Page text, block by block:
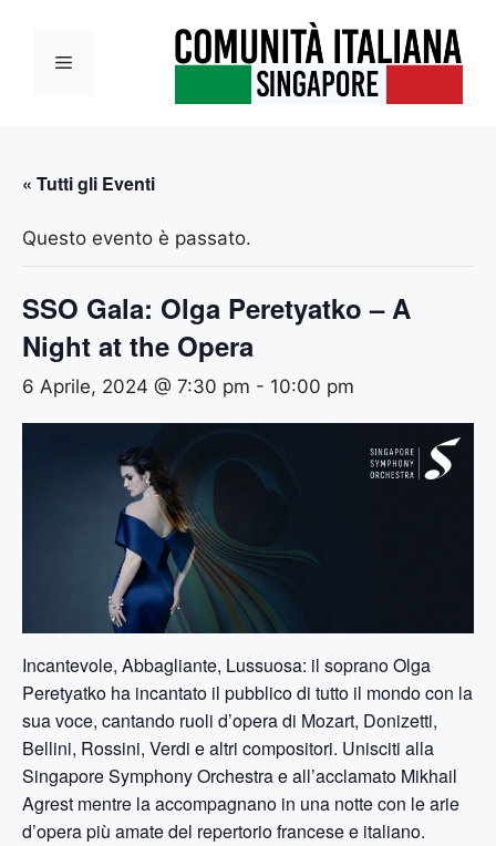
contenutoMenu
« Tutti gli Eventi
Questo evento è passato.
SSO Gala: Olga Peretyatko – A
Night at the Opera
6 Aprile, 2024 @ 7:30 pm - 10:00 pm
Incantevole, Abbagliante, Lussuosa: il soprano Olga
Peretyatko ha incantato il pubblico di tutto il mondo con la
sua voce, cantando ruoli d’opera di Mozart, Donizetti,
Bellini, Rossini, Verdi e altri compositori. Unisciti alla
Singapore Symphony Orchestra e all’acclamato Mikhail
Agrest mentre la accompagnano in una notte con le arie
d’opera più amate del repertorio francese e italiano.